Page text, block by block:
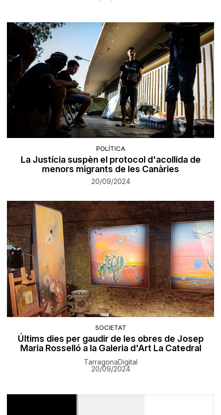
POLÍTICA
La Justícia suspèn el protocol d'acollida de
menors migrants de les Canàries
20/09/2024
SOCIETAT
Últims dies per gaudir de les obres de Josep
Maria Rosselló a la Galeria d'Art La Catedral
TarragonaDigital
20/09/2024